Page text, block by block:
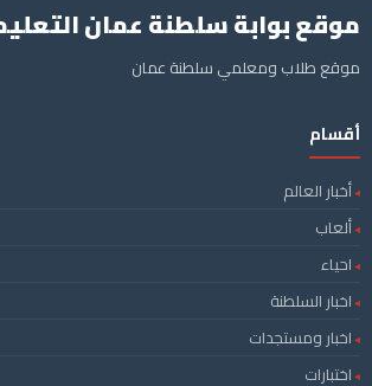
موقع بوابة سلطنة عمان
موقع طلاب ومعلمي سلطنة عمان
أقسام
أخبار العالم
ألعاب
احياء
اخبار السلطنة
اخبار ومستجدات
اختبارات